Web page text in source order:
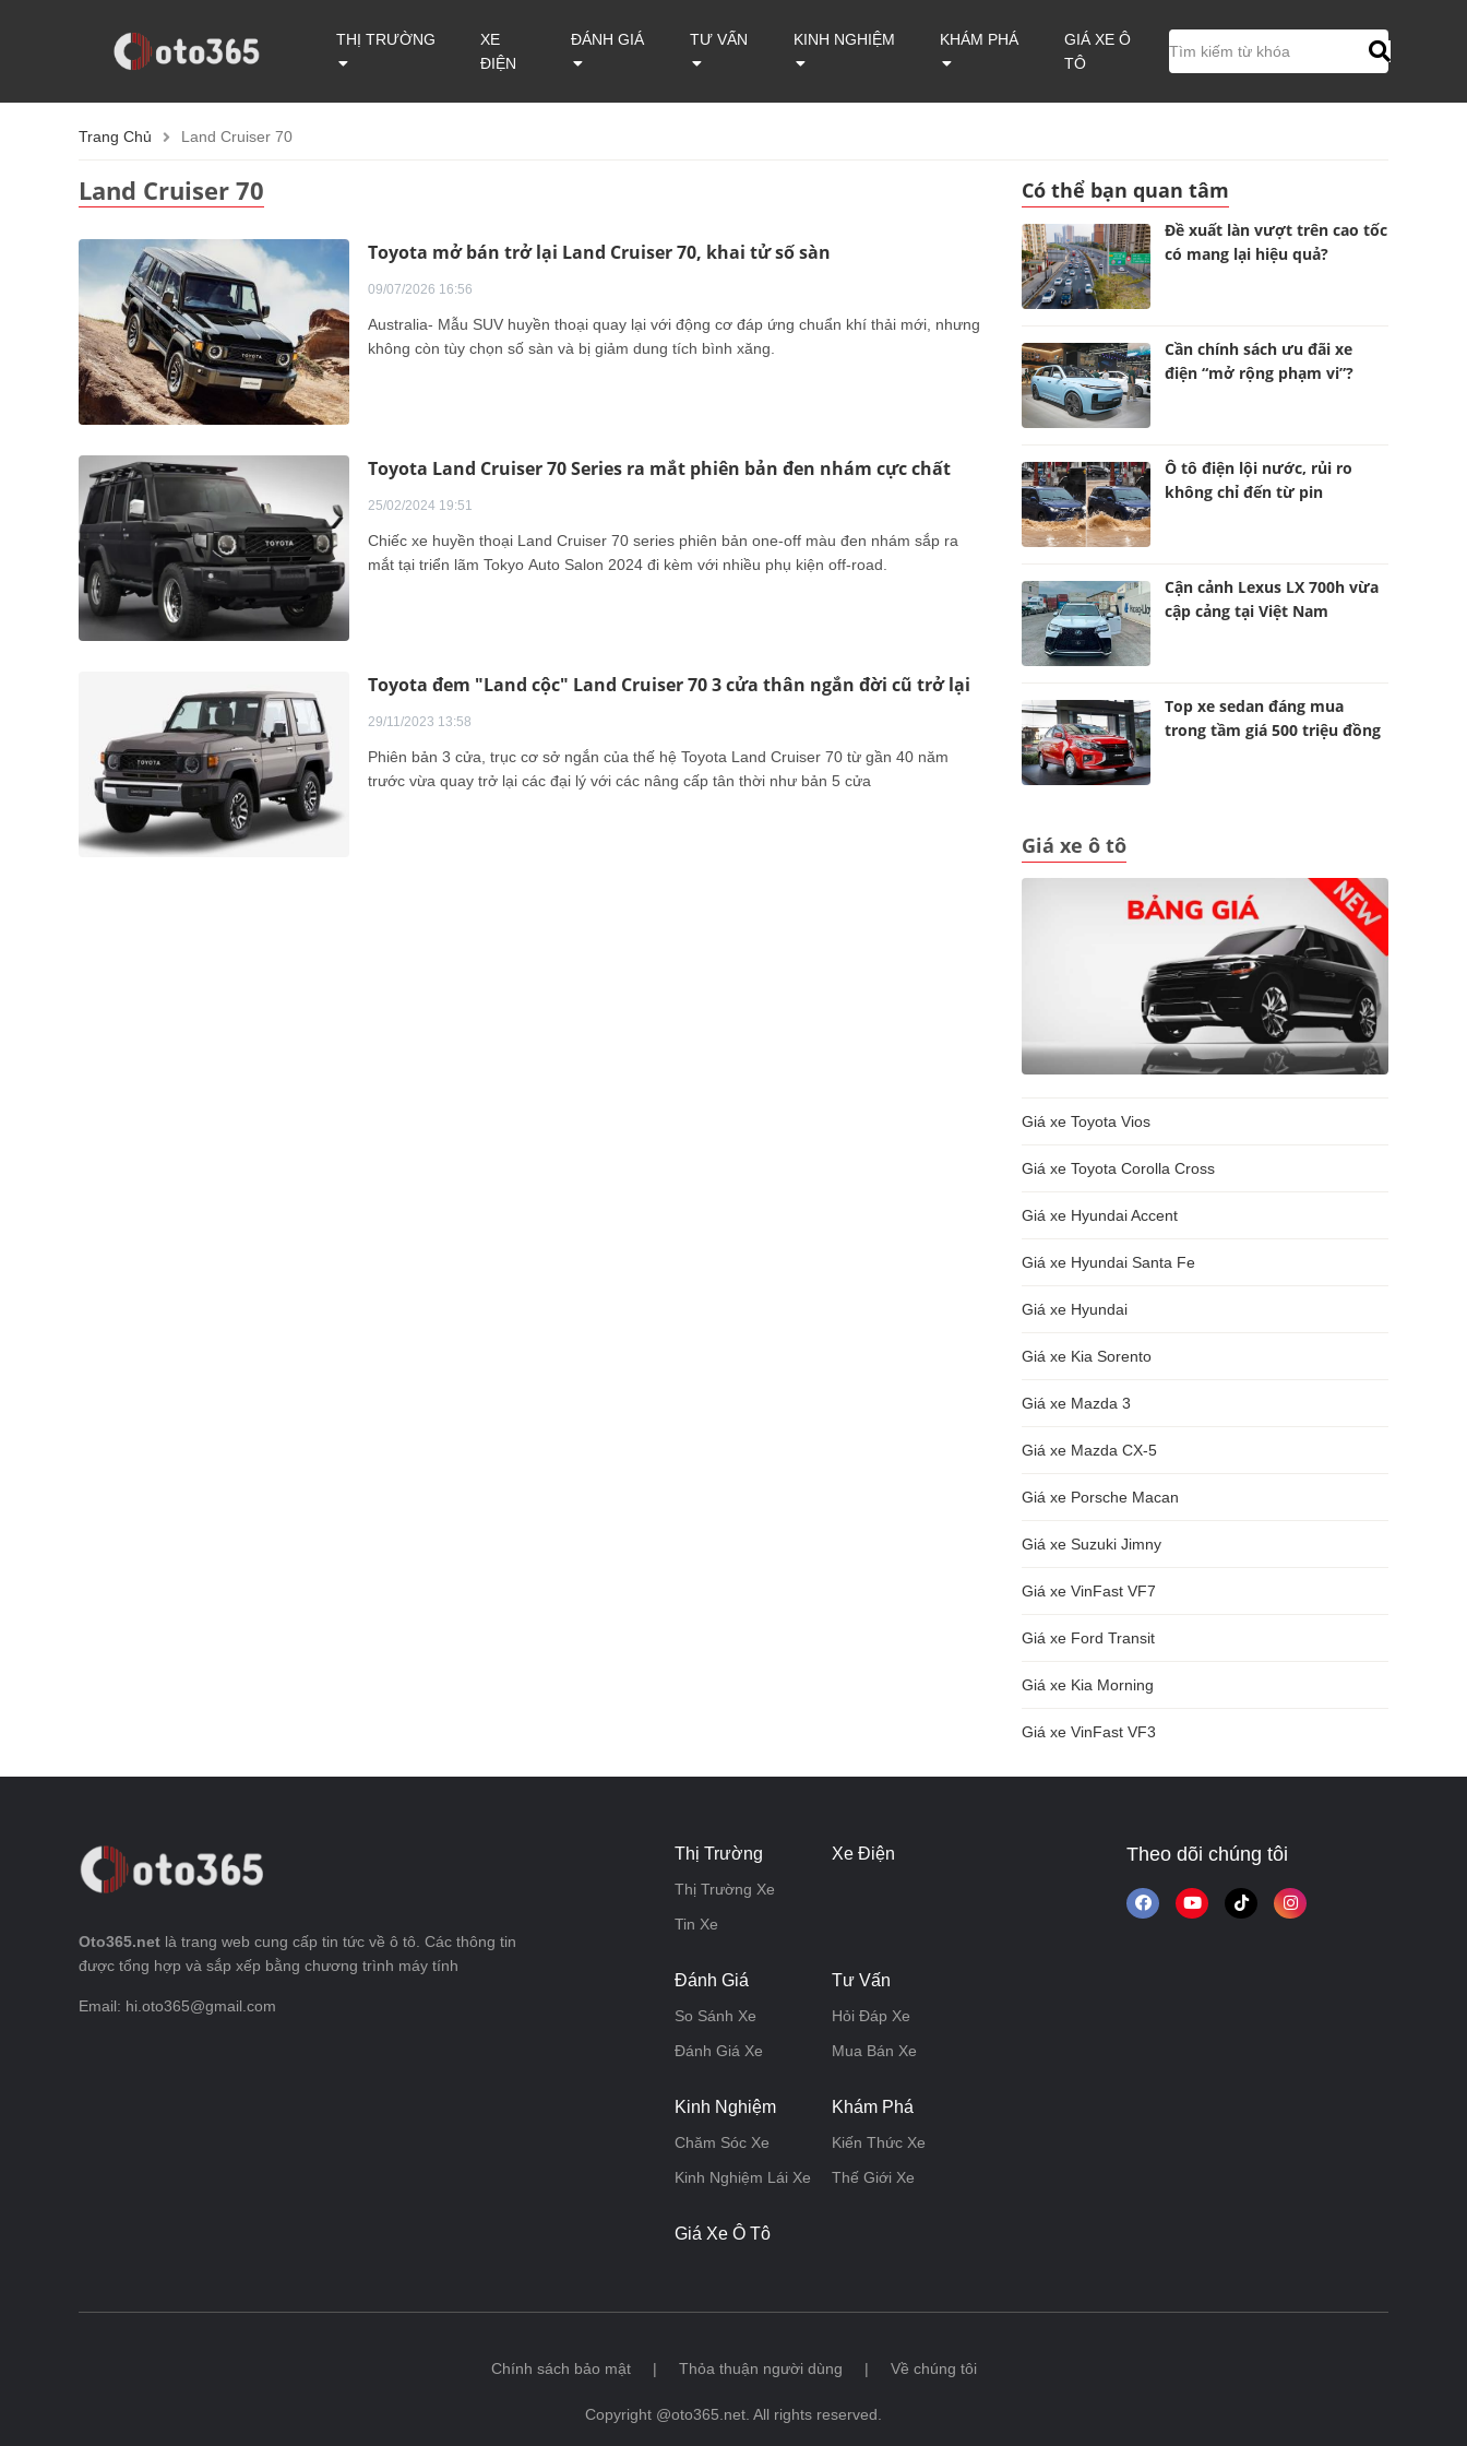
THỊ TRƯỜNG
XE
ĐIỆN
ĐÁNH GIÁ TƯ VẤN KINH NGHIỆM KHÁM PHÁ
GIÁ XE Ô
TÔ
Trang Chủ Land Cruiser 70
Land Cruiser 70
Toyota mở bán trở lại Land Cruiser 70, khai tử số sàn
09/07/2026 16:56
Australia- Mẫu SUV huyền thoại quay lại với động cơ đáp ứng chuẩn khí thải mới, nhưng
không còn tùy chọn số sàn và bị giảm dung tích bình xăng.
Toyota Land Cruiser 70 Series ra mắt phiên bản đen nhám cực chất
25/02/2024 19:51
Chiếc xe huyền thoại Land Cruiser 70 series phiên bản one-off màu đen nhám sắp ra
mắt tại triển lãm Tokyo Auto Salon 2024 đi kèm với nhiều phụ kiện off-road.
Toyota đem "Land cộc" Land Cruiser 70 3 cửa thân ngắn đời cũ trở lại
29/11/2023 13:58
Phiên bản 3 cửa, trục cơ sở ngắn của thế hệ Toyota Land Cruiser 70 từ gần 40 năm
trước vừa quay trở lại các đại lý với các nâng cấp tân thời như bản 5 cửa
Có thể bạn quan tâm
Đề xuất làn vượt trên cao tốc
có mang lại hiệu quả?
Cần chính sách ưu đãi xe
điện “mở rộng phạm vi”?
Ô tô điện lội nước, rủi ro
không chỉ đến từ pin
Cận cảnh Lexus LX 700h vừa
cập cảng tại Việt Nam
Top xe sedan đáng mua
trong tầm giá 500 triệu đồng
Giá xe ô tô
Giá xe Toyota Vios
Giá xe Toyota Corolla Cross
Giá xe Hyundai Accent
Giá xe Hyundai Santa Fe
Giá xe Hyundai
Giá xe Kia Sorento
Giá xe Mazda 3
Giá xe Mazda CX-5
Giá xe Porsche Macan
Giá xe Suzuki Jimny
Giá xe VinFast VF7
Giá xe Ford Transit
Giá xe Kia Morning
Giá xe VinFast VF3
Oto365.net là trang web cung cấp tin tức về ô tô. Các thông tin
được tổng hợp và sắp xếp bằng chương trình máy tính
Email: hi.oto365@gmail.com
Thị Trường
Thị Trường Xe
Tin Xe
Xe Điện
Đánh Giá
So Sánh Xe
Đánh Giá Xe
Tư Vấn
Hỏi Đáp Xe
Mua Bán Xe
Kinh Nghiệm
Chăm Sóc Xe
Kinh Nghiệm Lái Xe
Khám Phá
Kiến Thức Xe
Thế Giới Xe
Giá Xe Ô Tô
Theo dõi chúng tôi
Chính sách bảo mật | Thỏa thuận người dùng | Về chúng tôi
Copyright @oto365.net. All rights reserved.